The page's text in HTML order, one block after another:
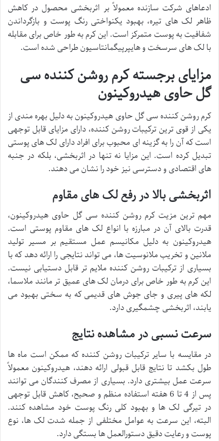
ادعاهای شرکت سازنده معمولاً بر اثربخشی محصول در کاهش
ظاهر لک های تیره، بهبود یکنواختی رنگ پوست و بازگرداندن
شفافیت به پوست متمرکز است. این کرم به طور خاص برای مقابله
با لک های سرسخت و هایپرپیگمانتاسیون طراحی شده است.
مزایای برجسته کرم روشن کننده سی
گل حاوی هیدروکینون
کرم روشن کننده سی گل حاوی هیدروکینون به دلیل بهره مندی از
یکی از قوی ترین ترکیبات روشن کننده، دارای مزایای قابل توجهی
است که آن را به گزینه ای محبوب برای افراد دارای لک های پوستی
تبدیل کرده است. این مزایا نه تنها در اثربخشی، بلکه در جنبه
های اقتصادی و دسترسی نیز خود را نشان می دهند.
اثربخشی بالا در رفع لک های مقاوم
مهم ترین مزیت کرم روشن کننده سی گل حاوی هیدروکینون،
قدرت بالای آن در مبارزه با انواع لک های مقاوم پوستی است.
هیدروکینون به دلیل مکانیسم عمل مستقیم بر مسیر تولید
ملانین و تخریب ملانوسیت ها، می تواند نتایجی را ارائه دهد که با
بسیاری از ترکیبات روشن کننده ملایم تر قابل دستیابی نیست.
این کرم به طور خاص برای درمان لک های عمیق تر مانند ملاسما،
لکه های پیری و جای جوش های قدیمی که به سختی بهبود می
یابند، اثربخشی چشمگیری دارد.
سرعت نسبی در مشاهده نتایج
در مقایسه با سایر ترکیبات روشن کننده که ممکن است ماه ها
طول بکشد تا نتایج قابل قبولی ارائه دهند، هیدروکینون معمولاً
سرعت عمل بیشتری دارد. بسیاری از مصرف کنندگان می توانند
پس از 4 تا 6 هفته استفاده منظم و صحیح، کاهش قابل توجهی
در تیرگی لک ها و بهبود کلی رنگ پوست خود مشاهده کنند.
البته، این سرعت به عوامل مختلفی از جمله شدت لک ها، نوع
پوست و رعایت دقیق دستورالعمل ها بستگی دارد.